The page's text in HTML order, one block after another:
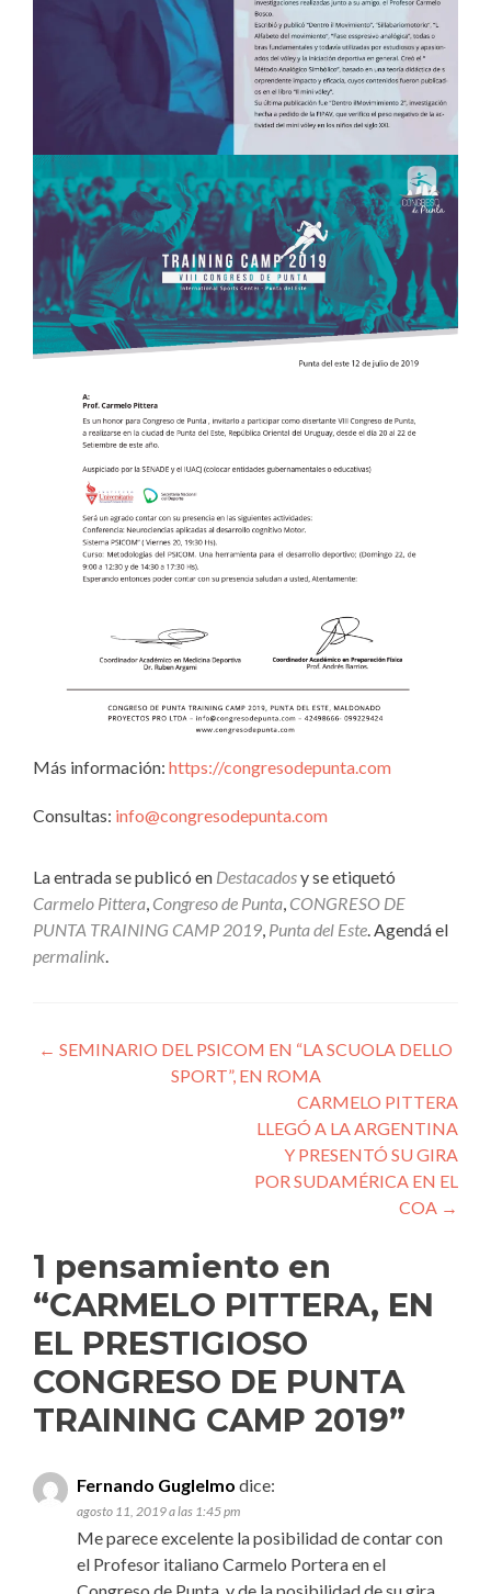
Más información: https://congresodepunta.com
Consultas: info@congresodepunta.com
La entrada se publicó en Destacadosy se etiquetó
Carmelo Pittera, Congreso de Punta, CONGRESO DE
PUNTA TRAINING CAMP 2019, Punta del Este. Agendá el
permalink.
Navegación
← SEMINARIO DEL PSICOM EN “LA SCUOLA DELLO
SPORT”, EN ROMA
CARMELO PITTERA
LLEGÓ A LA ARGENTINA
Y PRESENTÓ SU GIRA
POR SUDAMÉRICA EN EL
COA →
1 pensamiento en
“CARMELO PITTERA, EN
EL PRESTIGIOSO
CONGRESO DE PUNTA
TRAINING CAMP 2019”
Fernando Guglelmo dice:
agosto 11, 2019 a las 1:45 pm
Me parece excelente la posibilidad de contar con
el Profesor italiano Carmelo Portera en el